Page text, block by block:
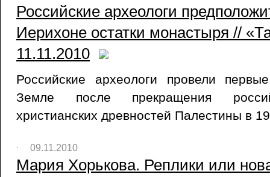
Российские археологи
Иерихоне остатки монастыря //
11.11.2010
Российские археологи провели
Земле после прекращения
христианских древностей Палестины в
09.11.2010
Мария Хорькова. Реплики или